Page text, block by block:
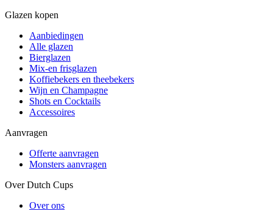
Glazen kopen
Aanbiedingen
Alle glazen
Bierglazen
Mix-en frisglazen
Koffiebekers en theebekers
Wijn en Champagne
Shots en Cocktails
Accessoires
Aanvragen
Offerte aanvragen
Monsters aanvragen
Over Dutch Cups
Over ons